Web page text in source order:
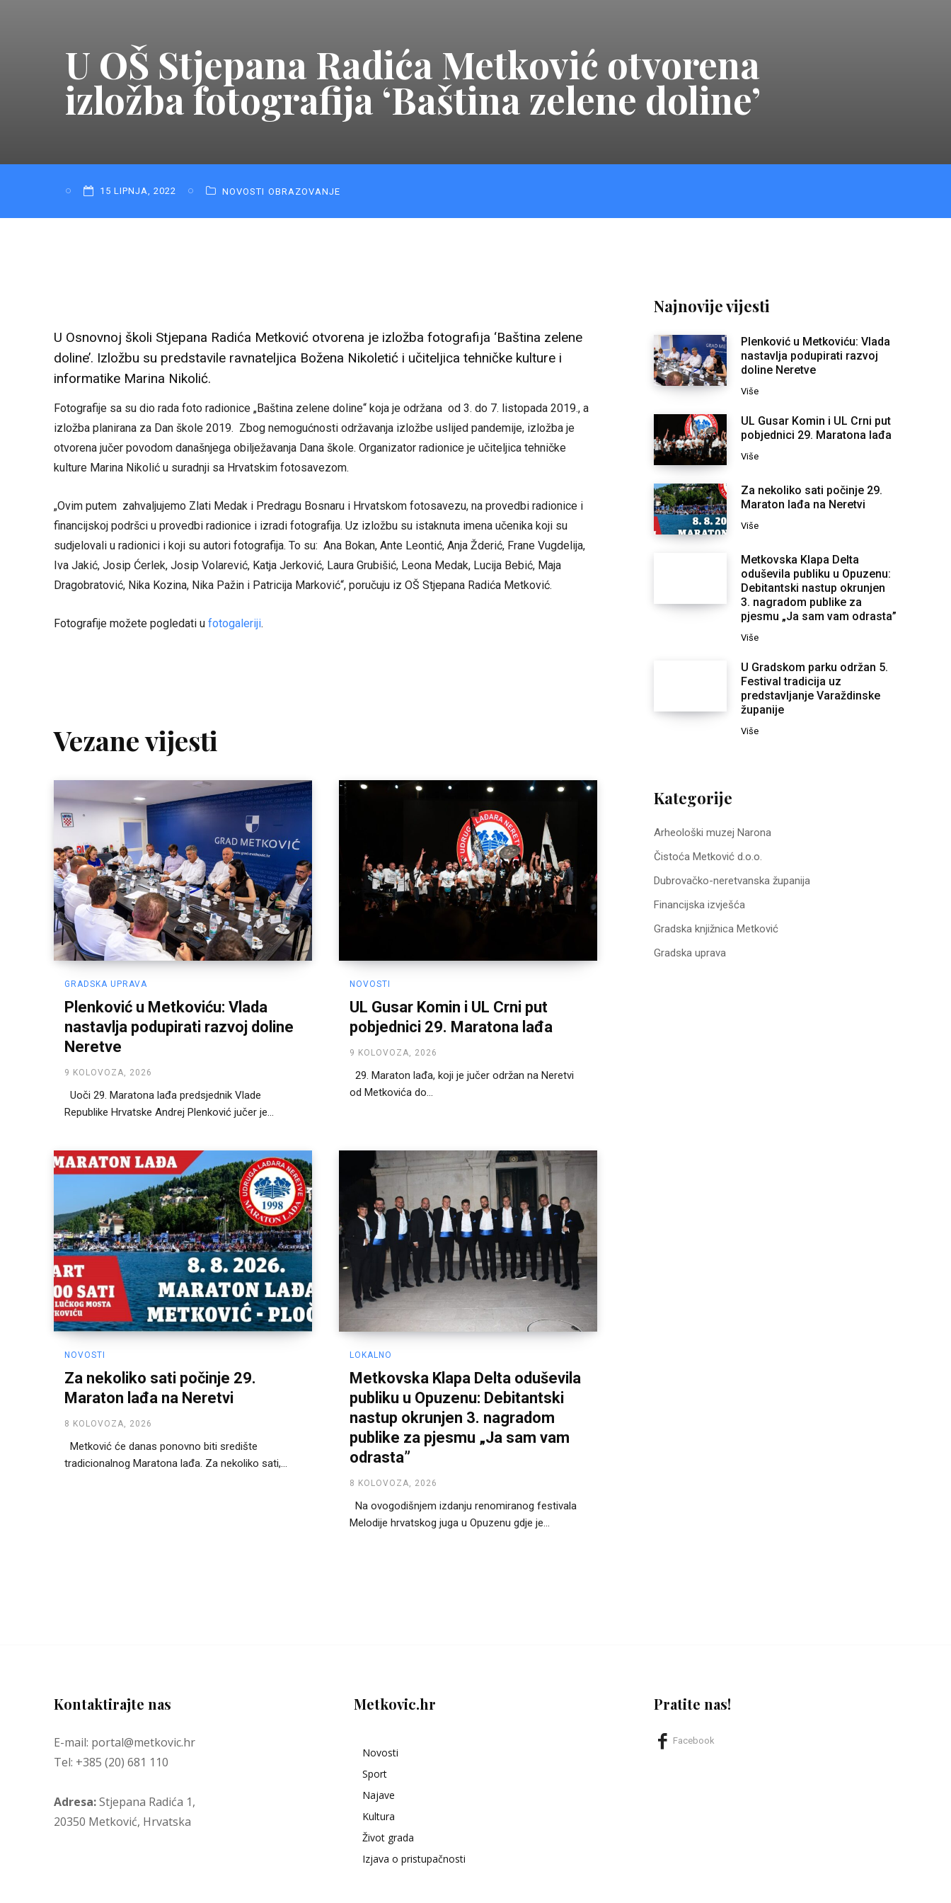
U OŠ Stjepana Radića Metković otvorena
izložba fotografija ‘Baština zelene doline’
15 LIPNJA, 2022 NOVOSTI OBRAZOVANJE
U Osnovnoj školi Stjepana Radića Metković otvorena je izložba fotografija ‘Baština zelene
doline’. Izložbu su predstavile ravnateljica Božena Nikoletić i učiteljica tehničke kulture i
informatike Marina Nikolić.
Fotografije sa su dio rada foto radionice „Baština zelene doline“ koja je održana od 3. do 7. listopada 2019., a
izložba planirana za Dan škole 2019. Zbog nemogućnosti održavanja izložbe uslijed pandemije, izložba je
otvorena jučer povodom današnjega obilježavanja Dana škole. Organizator radionice je učiteljica tehničke
kulture Marina Nikolić u suradnji sa Hrvatskim fotosavezom.
„Ovim putem zahvaljujemo Zlati Medak i Predragu Bosnaru i Hrvatskom fotosavezu, na provedbi radionice i
financijskoj podršci u provedbi radionice i izradi fotografija. Uz izložbu su istaknuta imena učenika koji su
sudjelovali u radionici i koji su autori fotografija. To su: Ana Bokan, Ante Leontić, Anja Žderić, Frane Vugdelija,
Iva Jakić, Josip Ćerlek, Josip Volarević, Katja Jerković, Laura Grubišić, Leona Medak, Lucija Bebić, Maja
Dragobratović, Nika Kozina, Nika Pažin i Patricija Marković“, poručuju iz OŠ Stjepana Radića Metković.
Fotografije možete pogledati u fotogaleriji.
Vezane vijesti
GRADSKA UPRAVA
Plenković u Metkoviću: Vlada
nastavlja podupirati razvoj doline
Neretve
9 KOLOVOZA, 2026
Uoči 29. Maratona lađa predsjednik Vlade
Republike Hrvatske Andrej Plenković jučer je...
NOVOSTI
UL Gusar Komin i UL Crni put
pobjednici 29. Maratona lađa
9 KOLOVOZA, 2026
od Metkovića do...
NOVOSTI
Za nekoliko sati počinje 29.
Maraton lađa na Neretvi
8 KOLOVOZA, 2026
Metković će danas ponovno biti središte
tradicionalnog Maratona lađa. Za nekoliko sati,...
LOKALNO
Metkovska Klapa Delta oduševila
publiku u Opuzenu: Debitantski
nastup okrunjen 3. nagradom
publike za pjesmu „Ja sam vam
odrasta”
8 KOLOVOZA, 2026
Melodije hrvatskog juga u Opuzenu gdje je...
Najnovije vijesti
Plenković u Metkoviću: Vlada
nastavlja podupirati razvoj
doline Neretve
Više
UL Gusar Komin i UL Crni put
pobjednici 29. Maratona lađa
Više
Za nekoliko sati počinje 29.
Maraton lađa na Neretvi
Više
Metkovska Klapa Delta
oduševila publiku u Opuzenu:
Debitantski nastup okrunjen
3. nagradom publike za
pjesmu „Ja sam vam odrasta”
Više
U Gradskom parku održan 5.
Festival tradicija uz
predstavljanje Varaždinske
županije
Više
Kategorije
Arheološki muzej Narona
Čistoća Metković d.o.o.
Dubrovačko-neretvanska županija
Financijska izvješća
Gradska knjižnica Metković
Gradska uprava
Kontaktirajte nas
E-mail: portal@metkovic.hr
Tel: +385 (20) 681 110
Adresa:Stjepana Radića 1,
20350 Metković, Hrvatska
Metkovic.hr
Novosti
Sport
Najave
Kultura
Život grada
Izjava o pristupačnosti
Pratite nas!
Facebook